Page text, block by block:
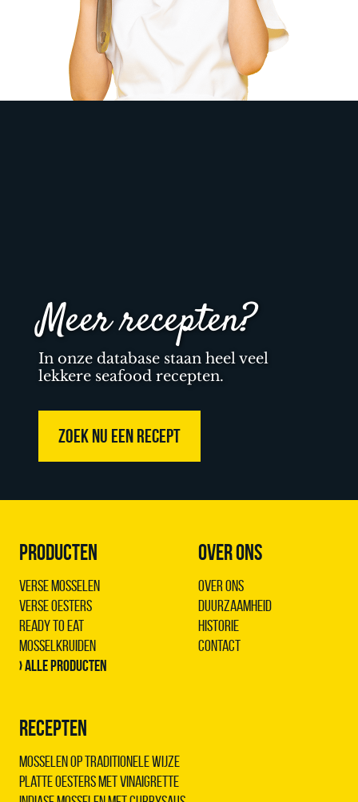
Meer recepten?
In onze database staan heel veel
lekkere seafood recepten.
ZOEK NU EEN RECEPT
PRODUCTEN
Verse Mosselen
Verse Oesters
Ready to Eat
Mosselkruiden
› Alle producten
RECEPTEN
Mosselen op traditionele wijze
Platte oesters met vinaigrette
OVER ONS
Over ons
Duurzaamheid
Historie
Contact